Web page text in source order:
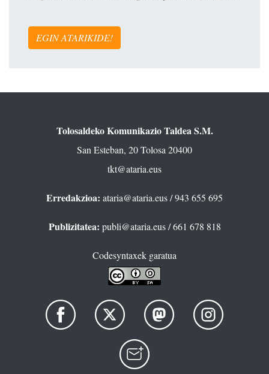
EGIN ATARIKIDE!
Tolosaldeko Komunikazio Taldea S.M.
San Esteban, 20 Tolosa 20400
tkt@ataria.eus
Erredakzioa: ataria@ataria.eus/ 943 655 695
Publizitatea: publi@ataria.eus/ 661 678 818
Codesyntaxek garatua